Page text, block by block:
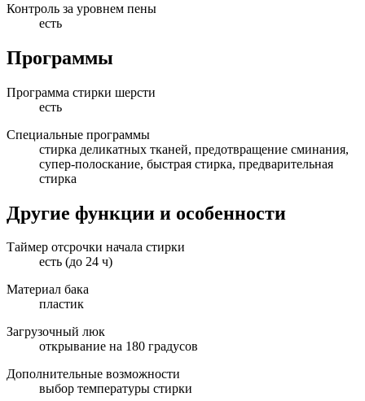
Контроль за уровнем пены
есть
Программы
Программа стирки шерсти
есть
Специальные программы
стирка деликатных тканей, предотвращение сминания,
супер-полоскание, быстрая стирка, предварительная
стирка
Другие функции и особенности
Таймер отсрочки начала стирки
есть (до 24 ч)
Материал бака
пластик
Загрузочный люк
открывание на 180 градусов
Дополнительные возможности
выбор температуры стирки